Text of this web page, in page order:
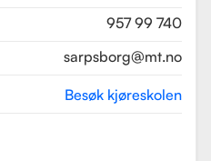
957 99 740
sarpsborg@mt.no
Besøk kjøreskolen